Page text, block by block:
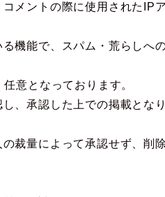
メントの際に使用されたIP
機能で、スパム・荒らしへ
意となっております。
、承認した上での掲載とな
裁量によって承認せず、削